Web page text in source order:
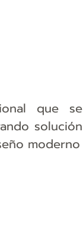
que se
solución